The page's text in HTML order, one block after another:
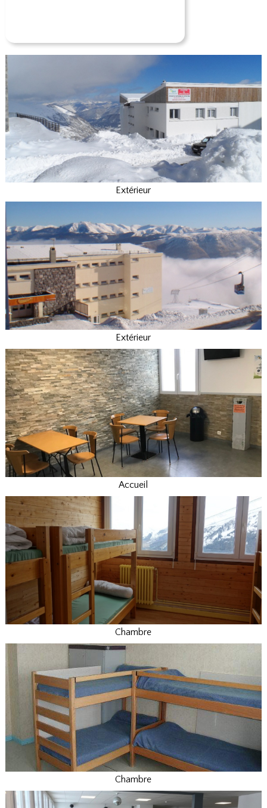
Extérieur
Extérieur
Accueil
Chambre
Chambre